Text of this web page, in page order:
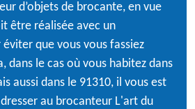
d’objets de brocante, en vue
être réalisée avec un
que vous vous fassiez
dans le cas où vous habitez dans
aussi dans le 91310, il vous est
au brocanteur L'art du